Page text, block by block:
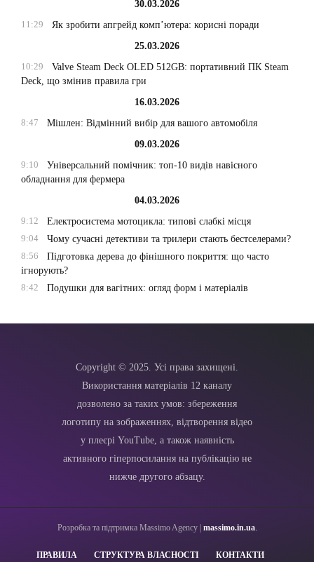
30.03.2026
11:29
Як зробити апгрейд комп’ютера: корисні поради
25.03.2026
10:29
Valve Steam Deck OLED 512GB: портативний ПК Steam
Deck, що змінив правила гри
16.03.2026
8:47
Мішлен: Відмінний вибір для вашого автомобіля
09.03.2026
9:10
Універсальний помічник: топ-10 видів навісного
обладнання для фермера
04.03.2026
9:12
Електросистема мотоцикла: типові слабкі місця
9:04
Чому сучасні детективи та трилери стають бестселерами?
8:56
Підготовка дерева до фінішного покриття: що часто
ігнорують?
8:42
Подушки для вагітних: огляд форм і матеріалів
Copyright © 2025. Усі права захищені.
Використання матеріалів 12 каналу
дозволено за таких умов: збереження
логотипу на зображеннях, відтворення відео
у плеєрі YouTube, а також наявність
активного гіперпосилання на публікацію не
нижче другого абзацу.
Розробка та підтримка Massimo Agency | massimo.in.ua.
ПРАВИЛА СТРУКТУРА ВЛАСНОСТІ КОНТАКТИ